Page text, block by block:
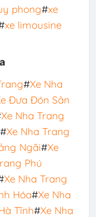
phong#xe
xe limousine
#Xe Nha
Đưa Đón Sân
Xe Nha Trang
#Xe Nha Trang
Ngãi#Xe
Phú
Xe Nha Trang
Hóa#Xe Nha
Tĩnh#Xe Nha